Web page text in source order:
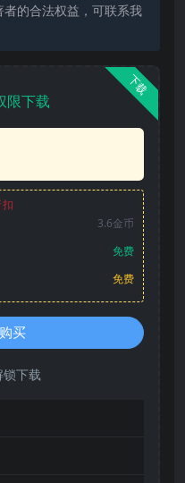
的合法权益，可联系我
下载
限下载
3.6金币
免费
免费
买
锁下载